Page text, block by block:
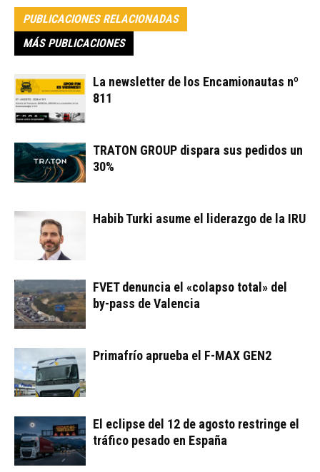
PUBLICACIONES RELACIONADAS
MÁS PUBLICACIONES
La newsletter de los Encamionautas nº
811
TRATON GROUP dispara sus pedidos un
30%
Habib Turki asume el liderazgo de la IRU
FVET denuncia el «colapso total» del
by-pass de Valencia
Primafrío aprueba el F-MAX GEN2
El eclipse del 12 de agosto restringe el
tráfico pesado en España